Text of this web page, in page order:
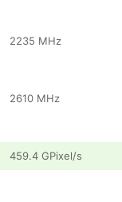
2235 MHz
2610 MHz
459.4 GPixel/s